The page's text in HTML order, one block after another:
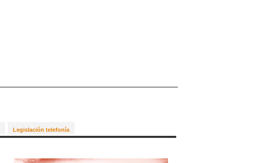
Legislación telefonía